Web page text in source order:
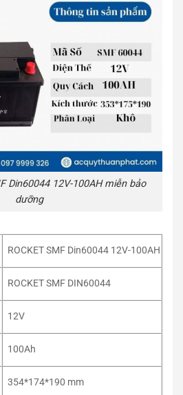
Din60044 12V-100AH miễn bảo
dưỡng
ROCKET SMF Din60044 12V-100AH
ROCKET SMF DIN60044
12V
100Ah
354*174*190 mm